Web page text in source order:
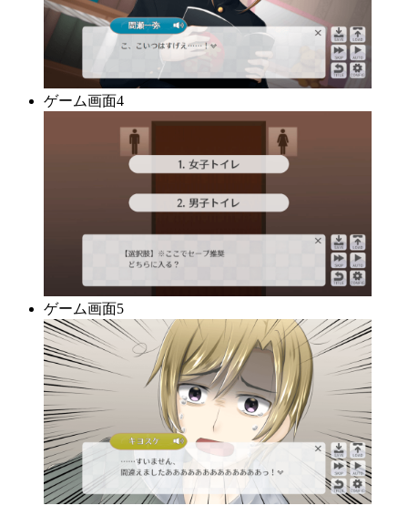
ゲーム画面4
ゲーム画面5